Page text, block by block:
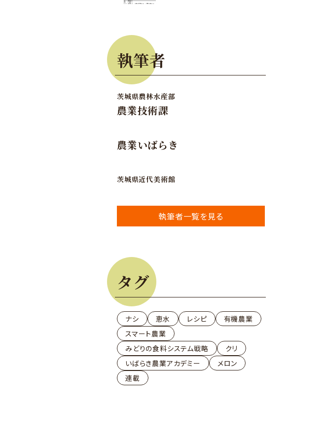
執筆者
茨城県農林水産部
農業技術課
農業いばらき
茨城県近代美術館
執筆者一覧を見る
タグ
ナシ 恵水 レシピ
有機農業
スマート農業
みどりの食料システム戦略
クリ
いばらき農業アカデミー
メロン
連載